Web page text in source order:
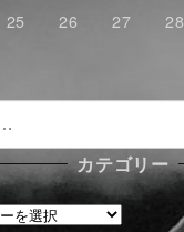
25 26 27 28
カテゴリー